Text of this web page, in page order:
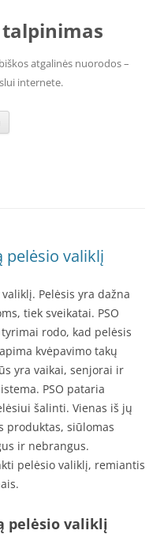
talpinimas
atgalinės nuorodos –
internete.
pelėsio valiklį
Pelėsis yra dažna
tiek sveikatai. PSO
rodo, kad pelėsis
kvėpavimo takų
yra vaikai, senjorai ir
PSO pataria
šalinti. Vienas iš jų
produktas, siūlomas
ir nebrangus.
pelėsio valiklį, remiantis
pelėsio valiklį